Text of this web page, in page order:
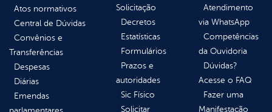
Atos normativos
Central de Dúvidas
Convênios e
Transferências
Despesas
Diárias
Emendas
Solicitação
Decretos
Estatísticas
Formulários
Prazos e
autoridades
Sic Físico
Solicitar
Atendimento
via WhatsApp
Competências
da Ouvidoria
Dúvidas?
Acesse o FAQ
Fazer uma
Manifestação